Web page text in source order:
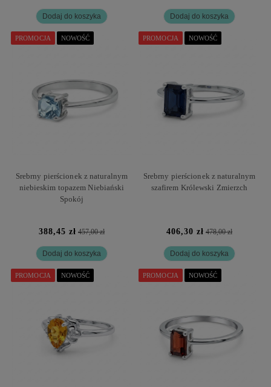
Dodaj do koszyka Dodaj do koszyka
Srebrny pierścionek z naturalnym
niebieskim topazem Niebiański
Spokój
388,45 zł 457,00 zł
Dodaj do koszyka
PROMOCJA NOWOŚĆ
Srebrny pierścionek z naturalnym
szafirem Królewski Zmierzch
406,30 zł 478,00 zł
Dodaj do koszyka
PROMOCJA NOWOŚĆ
PROMOCJA NOWOŚĆ PROMOCJA NOWOŚĆ